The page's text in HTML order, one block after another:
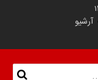
آرشیو